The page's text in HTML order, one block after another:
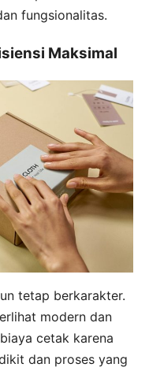
fungsionalitas.
Maksimal
tetap berkarakter.
modern dan
cetak karena
dan proses yang